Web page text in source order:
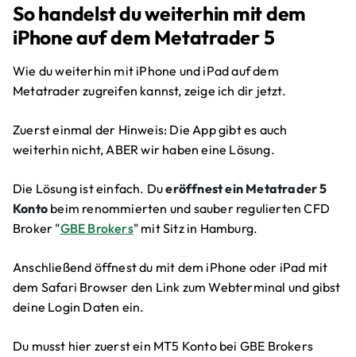
So handelst du weiterhin mit dem
iPhone auf dem Metatrader 5
Wie du weiterhin mit iPhone und iPad auf dem
Metatrader zugreifen kannst, zeige ich dir jetzt.
Zuerst einmal der Hinweis: Die App gibt es auch
weiterhin nicht, ABER wir haben eine Lösung.
Die Lösung ist einfach. Dueröffnest ein Metatrader 5
Konto beim renommierten und sauber regulierten CFD
Broker "GBE Brokers" mit Sitz in Hamburg.
Anschließend öffnest du mit dem iPhone oder iPad mit
dem Safari Browser den Link zum Webterminal und gibst
deine Login Daten ein.
Du musst hier zuerst ein MT5 Konto bei GBE Brokers